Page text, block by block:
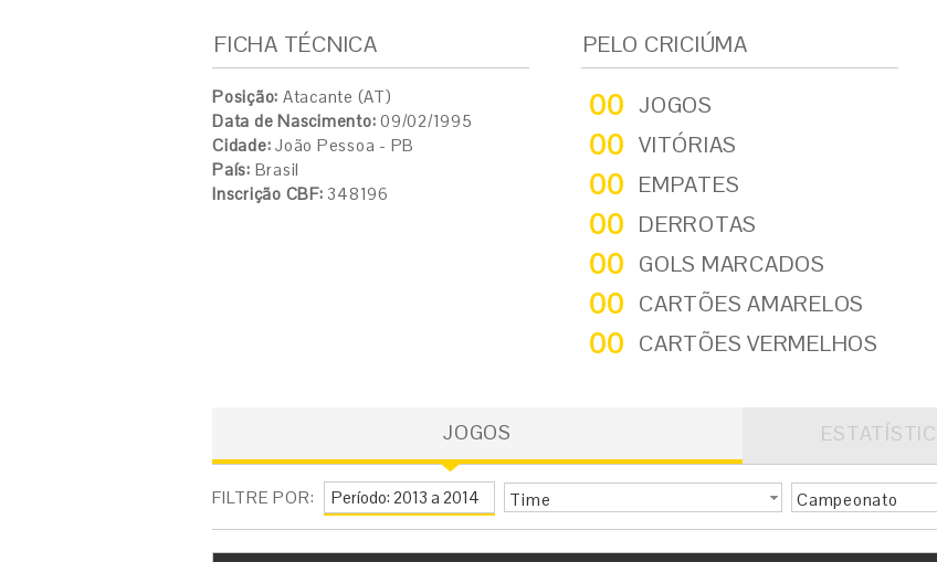
FICHA TÉCNICA
Posição: Atacante (AT)
Data de Nascimento: 09/02/1995
Cidade: João Pessoa - PB
País: Brasil
Inscrição CBF: 348196
PELO CRICIÚMA
00 JOGOS
00 VITÓRIAS
00 EMPATES
00 DERROTAS
00 GOLS MARCADOS
00 CARTÕES AMARELOS
00 CARTÕES VERMELHOS
JOGOS
FILTRE POR: Time Campeonato